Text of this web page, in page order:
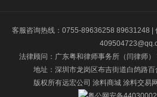
客服咨询热线：0755-89636258 89631248 |
法律顾问：广东粤和律师事务所（闫律师
地址：深圳市龙岗区布吉街道白鸽路
版权所有远宏公司 涂料商城 涂料交易网